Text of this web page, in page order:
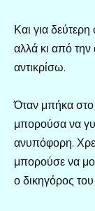
Και για
αλλά κι από
αντικρίσω.
Όταν μπήκα στο
μπορούσα να
ανυπόφορη.
μπορούσε να
ο δικηγόρος του